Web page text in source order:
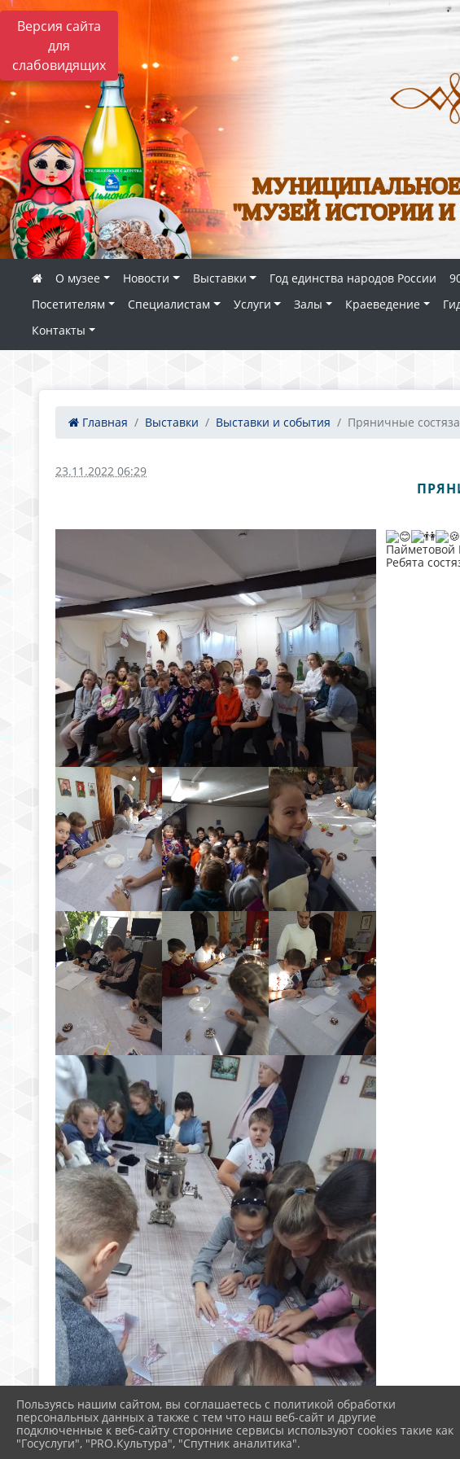
Версия сайта
для
слабовидящих
МУНИЦИПАЛЬНОЕ
"МУЗЕЙ ИСТОРИИ
О музее Новости Выставки Год единства народов России
Посетителям
Специалистам Услуги Залы Краеведение
Контакты
Главная Выставки Выставки и события Пряничные
23.11.2022 06:29
Пайметовой
Ребята
Пользуясь нашим сайтом, вы соглашаетесь с политикой обработки
персональных данных а также с тем что наш веб-сайт и другие
подключенные к веб-сайту сторонние сервисы используют cookies такие как
"Госуслуги", "PRO.Культура", "Спутник аналитика".